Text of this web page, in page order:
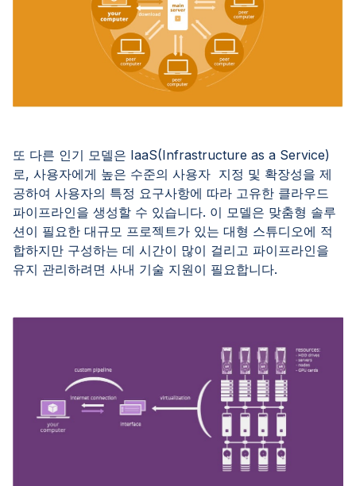
또 다른 인기 모델은 IaaS(Infrastructure as a Service)
로, 사용자에게 높은 수준의 사용자 지정 및 확장성을 제
공하여 사용자의 특정 요구사항에 따라 고유한 클라우드
파이프라인을 생성할 수 있습니다. 이 모델은 맞춤형 솔루
션이 필요한 대규모 프로젝트가 있는 대형 스튜디오에 적
합하지만 구성하는 데 시간이 많이 걸리고 파이프라인을
유지 관리하려면 사내 기술 지원이 필요합니다.